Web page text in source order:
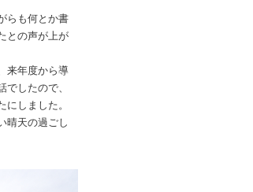
らも何とか書
との声が上が
来年度から導
したので、
しました。
晴天の過ごし